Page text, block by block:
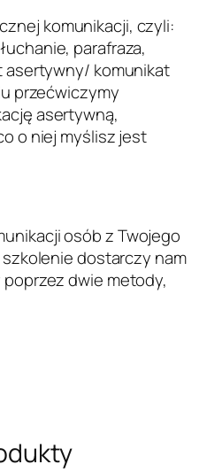
komunikacji, czyli:
parafraza,
asertywny/ komunikat
przećwiczymy
asertywną,
o niej myślisz jest
osób z Twojego
dostarczy nam
dwie metody,